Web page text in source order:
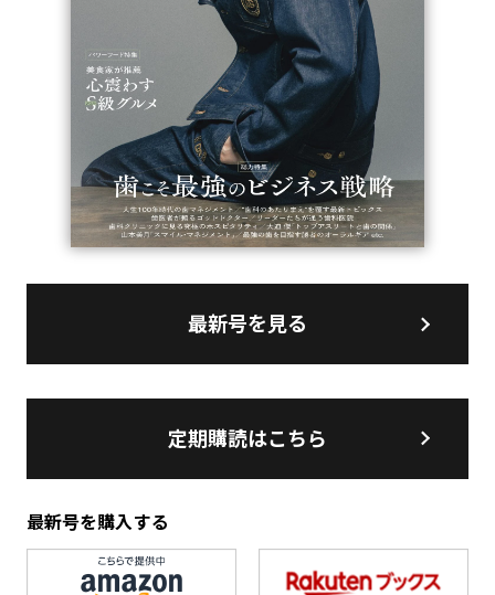
最新号を見る
定期購読はこちら
最新号を購入する